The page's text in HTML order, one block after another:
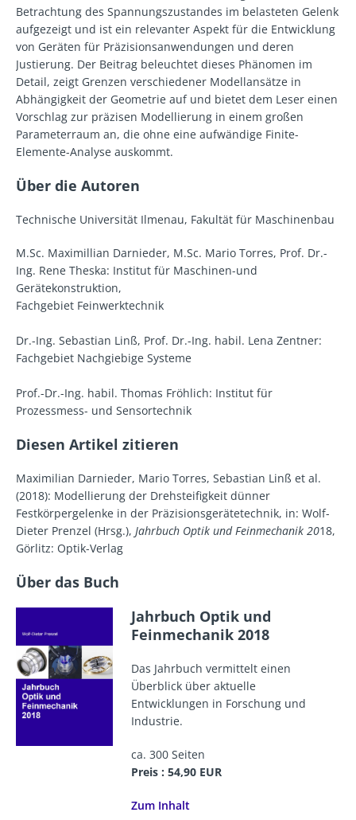
Betrachtung des Spannungszustandes im belasteten Gelenk
aufgezeigt und ist ein relevanter Aspekt für die Entwicklung
von Geräten für Präzisionsanwendungen und deren
Justierung. Der Beitrag beleuchtet dieses Phänomen im
Detail, zeigt Grenzen verschiedener Modellansätze in
Abhängigkeit der Geometrie auf und bietet dem Leser einen
Vorschlag zur präzisen Modellierung in einem großen
Parameterraum an, die ohne eine aufwändige Finite-
Elemente-Analyse auskommt.
Über die Autoren
Technische Universität Ilmenau, Fakultät für Maschinenbau
M.Sc. Maximillian Darnieder, M.Sc. Mario Torres, Prof. Dr.-
Ing. Rene Theska: Institut für Maschinen-und
Gerätekonstruktion,
Fachgebiet Feinwerktechnik
Dr.-Ing. Sebastian Linß, Prof. Dr.-Ing. habil. Lena Zentner:
Fachgebiet Nachgiebige Systeme
Prof.-Dr.-Ing. habil. Thomas Fröhlich: Institut für
Prozessmess- und Sensortechnik
Diesen Artikel zitieren
Maximilian Darnieder, Mario Torres, Sebastian Linß et al.
(2018): Modellierung der Drehsteifigkeit dünner
Festkörpergelenke in der Präzisionsgerätetechnik, in: Wolf-
Dieter Prenzel (Hrsg.), Jahrbuch Optik und Feinmechanik 2018,
Görlitz: Optik-Verlag
Über das Buch
Jahrbuch Optik und
Feinmechanik 2018
Das Jahrbuch vermittelt einen
Überblick über aktuelle
Entwicklungen in Forschung und
Industrie.
ca. 300 Seiten
Preis : 54,90 EUR
Zum Inhalt